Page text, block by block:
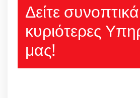
Δείτε συνοπτικά
κυριότερες
μας!